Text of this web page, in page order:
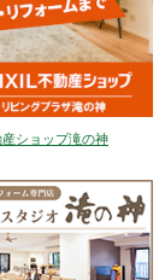
産ショップ滝の神